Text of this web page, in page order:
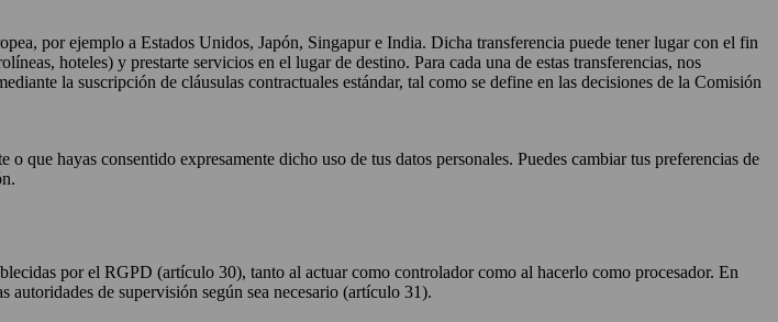
por ejemplo a Estados Unidos, Japón, Singapur e India. Dicha transferencia puede tener lugar con el fin
hoteles) y prestarte servicios en el lugar de destino. Para cada una de estas transferencias, nos
la suscripción de cláusulas contractuales estándar, tal como se define en las decisiones de la Comisión
que hayas consentido expresamente dicho uso de tus datos personales. Puedes cambiar tus preferencias de
por el RGPD (artículo 30), tanto al actuar como controlador como al hacerlo como procesador. En
de supervisión según sea necesario (artículo 31).